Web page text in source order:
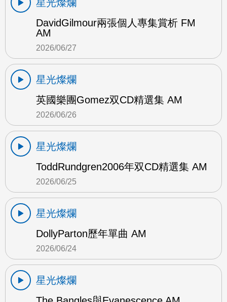
星光燦爛
DavidGilmour兩張個人專集賞析 FM
AM
2026/06/27
星光燦爛
英國樂團Gomez双CD精選集 AM
2026/06/26
星光燦爛
ToddRundgren2006年双CD精選集 AM
2026/06/25
星光燦爛
DollyParton歷年單曲 AM
2026/06/24
星光燦爛